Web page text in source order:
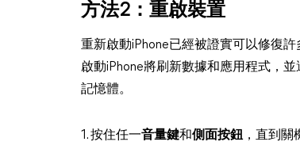
方法2：重啟裝置
重新啟動iPhone已經被證實可以修復
啟動iPhone將刷新數據和應用程式，
記憶體。
1. 按住任一音量鍵和側面按鈕 ，直到關